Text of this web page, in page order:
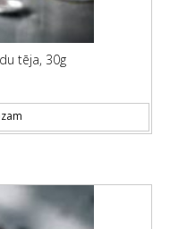
tēja, 30g